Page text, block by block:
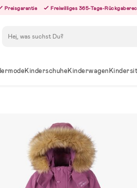
Preisgarantie Freiwilliges 365-Tage-
KinderschuheKinderwagen